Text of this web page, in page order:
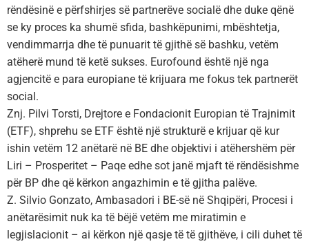
rëndësinë e përfshirjes së partnerëve socialë dhe duke qënë
se ky proces ka shumë sfida, bashkëpunimi, mbështetja,
vendimmarrja dhe të punuarit të gjithë së bashku, vetëm
atëherë mund të ketë sukses. Eurofound është një nga
agjencitë e para europiane të krijuara me fokus tek partnerët
social.
Znj. Pilvi Torsti, Drejtore e Fondacionit Europian të Trajnimit
(ETF), shprehu se ETF është një strukturë e krijuar që kur
ishin vetëm 12 anëtarë në BE dhe objektivi i atëhershëm për
Liri – Prosperitet – Paqe edhe sot janë mjaft të rëndësishme
për BP dhe që kërkon angazhimin e të gjitha palëve.
Z. Silvio Gonzato, Ambasadori i BE-së në Shqipëri, Procesi i
anëtarësimit nuk ka të bëjë vetëm me miratimin e
legjislacionit – ai kërkon një qasje të të gjithëve, i cili duhet të